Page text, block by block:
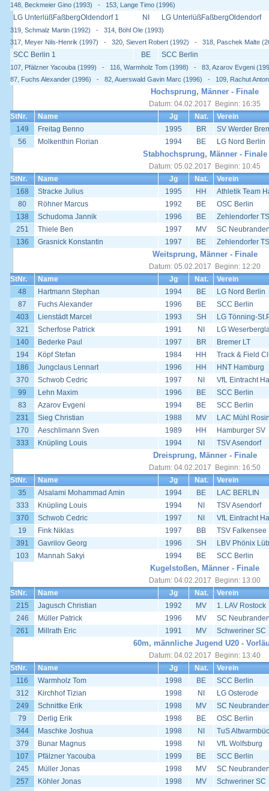
148, Beckmeier Gino (1993) - 153, Lange Timo (1996)
LG UnterlüßFaßbergOldendorf 1 NI LG UnterlüßFaßbergOldendorf
319, Schmalz Martin (1992) - 314, Böhl Ole (1993)
317, Meyer Nils-Henrik (1997) - 320, Sievert Robert (1992) - 318, Paschek Malte
SCC Berlin 1 BE SCC Berlin
107, Pfälzner Yacouba (1999) - 116, Warmholz Tom (1998) - 83, Azarov Evgeni
87, Fuchs Alexander (1996) - 82, Auerswald Gavin Marc (1996) - 109, Rachut
Hochsprung, Männer - Finale
Datum: 04.02.2017 Beginn: 16:35
StNr.
Name Jg Nat.
Verein
149
Freitag Benno 1995 BR
SV Werder
56
Molkenthin Florian 1994 BE LG Nord Berlin
Stabhochsprung, Männer - Finale
Datum: 05.02.2017 Beginn: 10:45
StNr.
Name Jg Nat.
Verein
168
Stracke Julius 1995 HH
Athletik Team
80
Röhner Marcus 1992 BE
OSC Berlin
138
Schudoma Jannik 1996 BE
Zehlendorfer
251
Thiele Ben 1997 MV
SC
136
Grasnick Konstantin 1997 BE Zehlendorfer
Weitsprung, Männer - Finale
Datum: 05.02.2017 Beginn: 12:20
StNr.
Name Jg Nat.
Verein
48
Hartmann Stephan 1994 BE
LG Nord Berlin
87
Fuchs Alexander 1996 BE
SCC Berlin
403
Lienstädt Marcel 1993 SH
LG Tönning-
321
Scherfose Patrick 1991 NI
LG
140
Bederke Paul 1997 BR
Bremer LT
194
Köpf Stefan 1984 HH
Track & Field
186
Jungclaus Lennart 1996 HH
HNT Hamburg
370
Schwob Cedric 1997 NI
VfL Eintracht
99
Lehn Maxim 1996 BE
SCC Berlin
83
Azarov Evgeni 1994 BE
SCC Berlin
231
Sieg Christian 1988 MV
LAC Mühl
170
Aeschlimann Sven 1989 HH
Hamburger SV
333
Knüpling Louis 1994 NI TSV Asendorf
Dreisprung, Männer - Finale
Datum: 04.02.2017 Beginn: 16:50
StNr.
Name Jg Nat.
Verein
35
Alsalami Mohammad Amin 1994 BE
LAC BERLIN
333
Knüpling Louis 1994 NI
TSV Asendorf
370
Schwob Cedric 1997 NI
VfL Eintracht
19
Fink Niklas 1997 BB
TSV Falkensee
391
Gavrilov Georg 1996 SH
LBV Phönix
103
Mannah Sakyi 1994 BE SCC Berlin
Kugelstoßen, Männer - Finale
Datum: 04.02.2017 Beginn: 13:00
StNr.
Name Jg Nat.
Verein
215
Jagusch Christian 1992 MV
1. LAV Rostock
246
Müller Patrick 1996 MV
SC
261
Millrath Eric 1991 MV Schweriner SC
60m, männliche Jugend U20 -
Datum: 04.02.2017 Beginn: 13:40
StNr.
Name Jg Nat.
Verein
116
Warmholz Tom 1998 BE
SCC Berlin
312
Kirchhof Tizian 1998 NI
LG Osterode
249
Schnittke Erik 1998 MV
SC
79
Derlig Erik 1998 BE
OSC Berlin
344
Maschke Joshua 1998 NI
TuS
379
Bunar Magnus 1998 NI
VfL Wolfsburg
107
Pfälzner Yacouba 1999 BE
SCC Berlin
245
Müller Jonas 1998 MV
SC
257
Köhler Jonas 1998 MV
Schweriner SC